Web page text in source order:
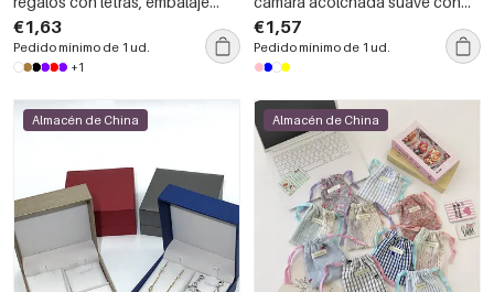
festivo
€1,63
Pedido mínimo de 1 ud.
+1
diseño romántico de corazones
a cuadros
€1,57
Pedido mínimo de 1 ud.
Almacén de China Almacén de China